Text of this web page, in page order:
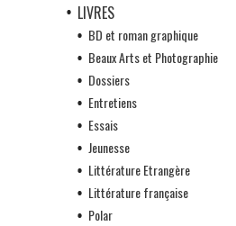
LIVRES
BD et roman graphique
Beaux Arts et Photographie
Dossiers
Entretiens
Essais
Jeunesse
Littérature Etrangère
Littérature française
Polar